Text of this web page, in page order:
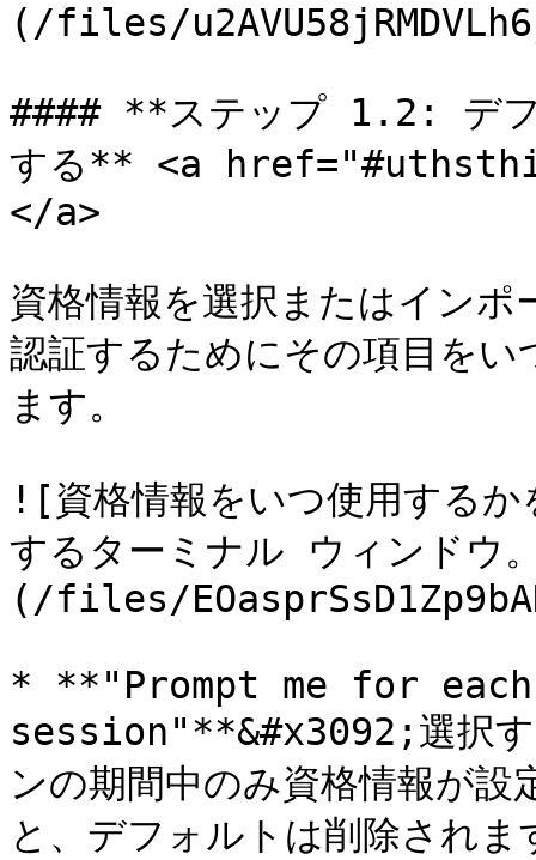
(/files/
#### **ステップ 1.2: デフ
する** <a
</a>
資格情報を選択またはイン
認証するためにその項目を
ます。
![資格情報をいつ使用するか
するターミナル ウィンドウ
(/files/
* **"Prompt me for
session"**&#x3092;選択す
ンの期間中のみ資格情報が
と、デフォルトは削除されま